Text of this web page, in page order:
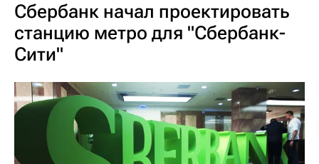
Сбербанк начал проектировать
станцию метро для "Сбербанк-
Сити"